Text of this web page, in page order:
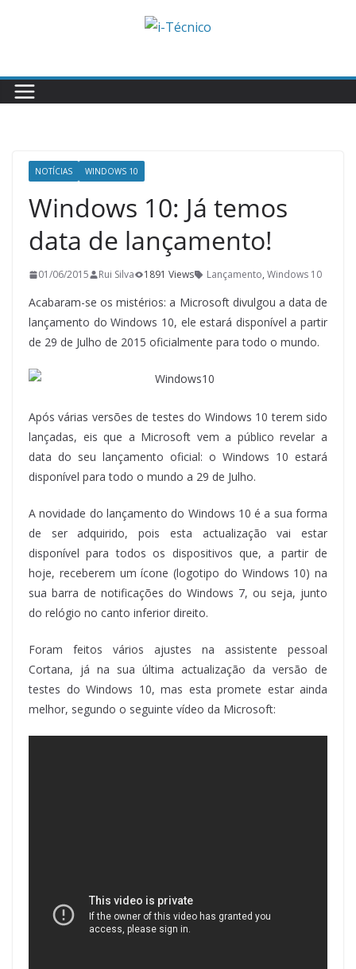
NOTÍCIAS WINDOWS 10
Windows 10: Já temos
data de lançamento!
01/06/2015 Rui Silva 1891 Views Lançamento, Windows 10
Acabaram-se os mistérios: a Microsoft divulgou a data de
lançamento do Windows 10, ele estará disponível a partir
de 29 de Julho de 2015 oficialmente para todo o mundo.
Após várias versões de testes do Windows 10 terem sido
lançadas, eis que a Microsoft vem a público revelar a
data do seu lançamento oficial: o Windows 10 estará
disponível para todo o mundo a 29 de Julho.
A novidade do lançamento do Windows 10 é a sua forma
de ser adquirido, pois esta actualização vai estar
disponível para todos os dispositivos que, a partir de
hoje, receberem um ícone (logotipo do Windows 10) na
sua barra de notificações do Windows 7, ou seja, junto
do relógio no canto inferior direito.
Foram feitos vários ajustes na assistente pessoal
Cortana, já na sua última actualização da versão de
testes do Windows 10, mas esta promete estar ainda
melhor, segundo o seguinte vídeo da Microsoft: